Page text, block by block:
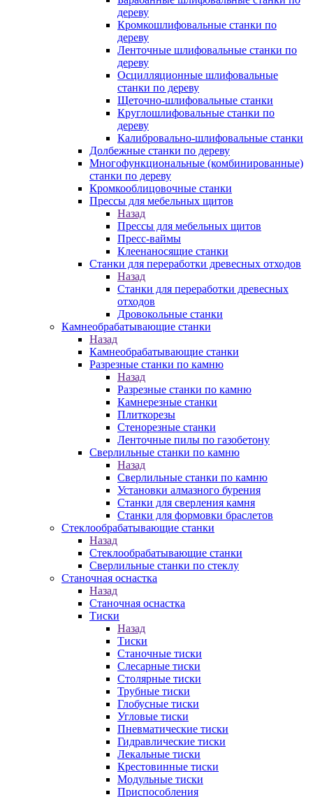
дереву
Кромкошлифовальные станки по
дереву
Ленточные шлифовальные станки по
дереву
Осцилляционные шлифовальные
станки по дереву
Щеточно-шлифовальные станки
Круглошлифовальные станки по
дереву
Калибровально-шлифовальные станки
Долбежные станки по дереву
Многофункциональные (комбинированные)
станки по дереву
Кромкооблицовочные станки
Прессы для мебельных щитов
Назад
Прессы для мебельных щитов
Пресс-ваймы
Клеенаносящие станки
Станки для переработки древесных отходов
Назад
Станки для переработки древесных
отходов
Дровокольные станки
Камнеобрабатывающие станки
Назад
Камнеобрабатывающие станки
Разрезные станки по камню
Назад
Разрезные станки по камню
Камнерезные станки
Плиткорезы
Стенорезные станки
Ленточные пилы по газобетону
Сверлильные станки по камню
Назад
Сверлильные станки по камню
Установки алмазного бурения
Станки для сверления камня
Станки для формовки браслетов
Стеклообрабатывающие станки
Назад
Стеклообрабатывающие станки
Сверлильные станки по стеклу
Станочная оснастка
Назад
Станочная оснастка
Тиски
Назад
Тиски
Станочные тиски
Слесарные тиски
Столярные тиски
Трубные тиски
Глобусные тиски
Угловые тиски
Пневматические тиски
Гидравлические тиски
Лекальные тиски
Крестовинные тиски
Модульные тиски
Приспособления